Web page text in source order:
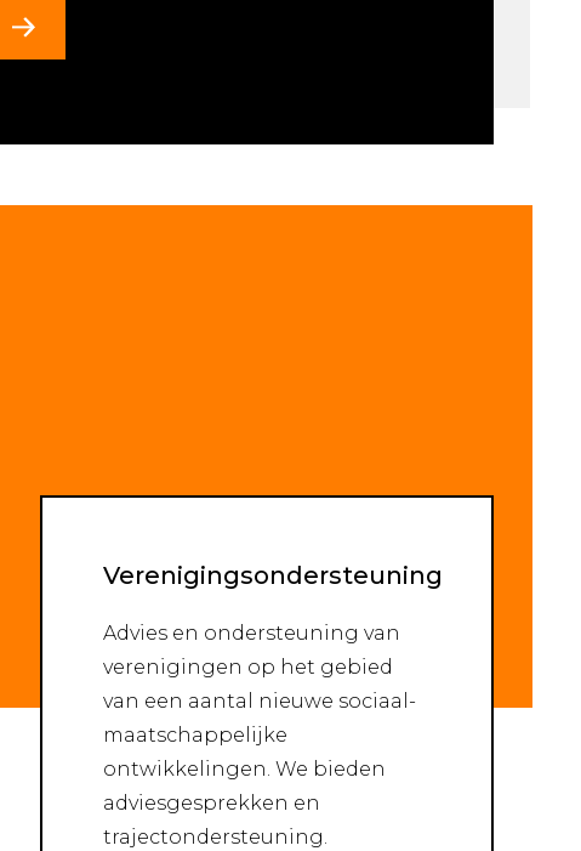
Verenigingsondersteuning
Advies en ondersteuning van
verenigingen op het gebied
van een aantal nieuwe sociaal-
maatschappelijke
ontwikkelingen. We bieden
adviesgesprekken en
trajectondersteuning.